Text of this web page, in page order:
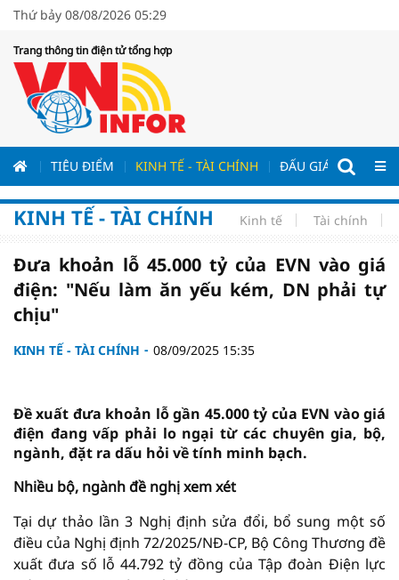
Thứ bảy 08/08/2026 05:29
Trang thông tin điện tử tổng hợp
TIÊU ĐIỂM KINH TẾ - TÀI CHÍNH ĐẤU GIÁ - ĐẤU
KINH TẾ - TÀI CHÍNH Kinh tế Tài chính
Đưa khoản lỗ 45.000 tỷ của EVN vào giá
điện: "Nếu làm ăn yếu kém, DN phải tự
chịu"
KINH TẾ - TÀI CHÍNH 08/09/2025 15:35
Đề xuất đưa khoản lỗ gần 45.000 tỷ của EVN vào giá
điện đang vấp phải lo ngại từ các chuyên gia, bộ,
ngành, đặt ra dấu hỏi về tính minh bạch.
Nhiều bộ, ngành đề nghị xem xét
Tại dự thảo lần 3 Nghị định sửa đổi, bổ sung một số
điều của Nghị định 72/2025/NĐ-CP, Bộ Công Thương đề
xuất đưa số lỗ 44.792 tỷ đồng của Tập đoàn Điện lực